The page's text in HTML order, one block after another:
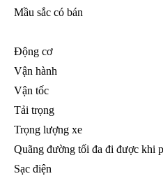
Mầu sắc có bán
Động cơ
Vận hành
Vận tốc
Tải trọng
Trọng lượng xe
Quãng đường tối đa đi được khi
Sạc điện